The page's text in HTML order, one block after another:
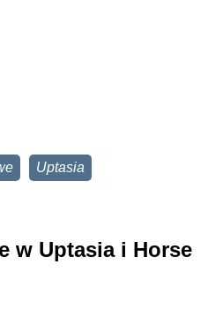
Uptasia
w Uptasia i Horse